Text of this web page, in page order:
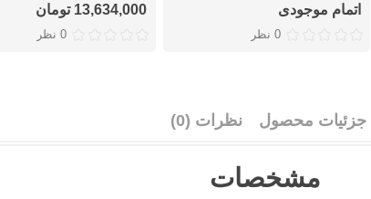
اتمام موجودی
0 نظر
13,634,000 تومان
0 نظر
جزئیات محصول نظرات (0)
مشخصات